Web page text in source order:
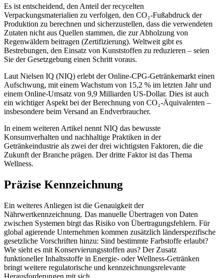
Es ist entscheidend, den Anteil der recycelten
Verpackungsmaterialien zu verfolgen, den CO₂-Fußabdruck der
Produktion zu berechnen und sicherzustellen, dass die verwendeten
Zutaten nicht aus Quellen stammen, die zur Abholzung von
Regenwäldern beitragen (Zertifizierung). Weltweit gibt es
Bestrebungen, den Einsatz von Kunststoffen zu reduzieren – seien
Sie der Gesetzgebung einen Schritt voraus.
Laut Nielsen IQ (NIQ) erlebt der Online-CPG-Getränkemarkt einen
Aufschwung, mit einem Wachstum von 15,2 % im letzten Jahr und
einem Online-Umsatz von 9,9 Milliarden US-Dollar. Dies ist auch
ein wichtiger Aspekt bei der Berechnung von CO₂-Äquivalenten –
insbesondere beim Versand an Endverbraucher.
In einem weiteren Artikel nennt NIQ das bewusste
Konsumverhalten und nachhaltige Praktiken in der
Getränkeindustrie als zwei der drei wichtigsten Faktoren, die die
Zukunft der Branche prägen. Der dritte Faktor ist das Thema
Wellness.
Präzise Kennzeichnung
Ein weiteres Anliegen ist die Genauigkeit der
Nährwertkennzeichnung. Das manuelle Übertragen von Daten
zwischen Systemen birgt das Risiko von Übertragungsfehlern. Für
global agierende Unternehmen kommen zusätzlich länderspezifische
gesetzliche Vorschriften hinzu: Sind bestimmte Farbstoffe erlaubt?
Wie sieht es mit Konservierungsstoffen aus? Der Zusatz
funktioneller Inhaltsstoffe in Energie- oder Wellness-Getränken
bringt weitere regulatorische und kennzeichnungsrelevante
Herausforderungen mit sich.